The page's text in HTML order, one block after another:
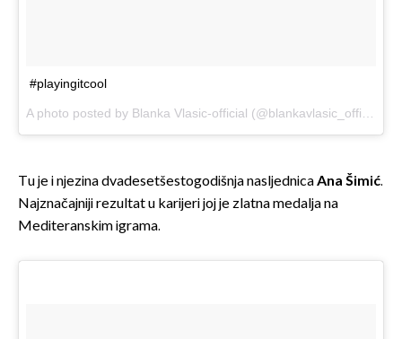
#playingitcool
Tu je i njezina dvadesetšestogodišnja nasljednicaAna Šimić.
Najznačajniji rezultat u karijeri joj je zlatna medalja na
Mediteranskim igrama.